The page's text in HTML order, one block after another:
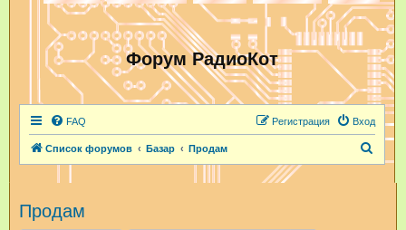
Форум РадиоКот
FAQ Вход
Регистрация
Список форумов Базар Продам
Продам